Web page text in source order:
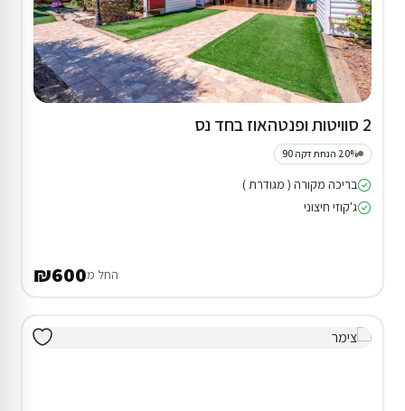
2 סוויטות ופנטהאוז בחד נס
20% הנחת דקה 90
בריכה מקורה ( מגודרת )
ג'קוזי חיצוני
החל מ₪600